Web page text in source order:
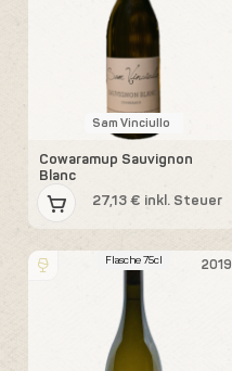
Sam Vinciullo
Cowaramup Sauvignon
Blanc
27,13 € inkl. Steuer
2019
Flasche 75cl